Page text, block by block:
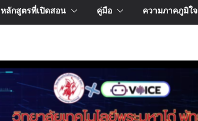
หลักสูตรที่เปิดสอน คู่มือ ความภาคภูมิใจ